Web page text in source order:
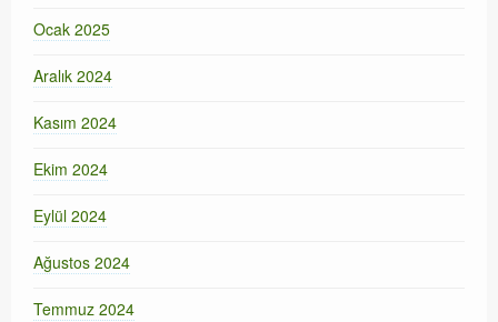
Ocak 2025
Aralık 2024
Kasım 2024
Ekim 2024
Eylül 2024
Ağustos 2024
Temmuz 2024